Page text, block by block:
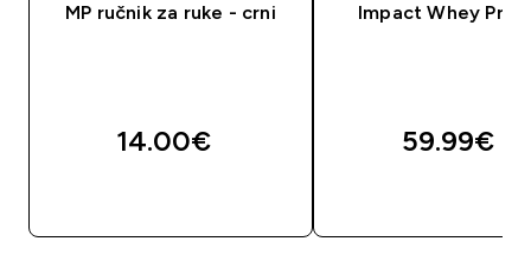
MP ručnik za ruke - crni
14.00€‎
Impact Whey
59.99€‎